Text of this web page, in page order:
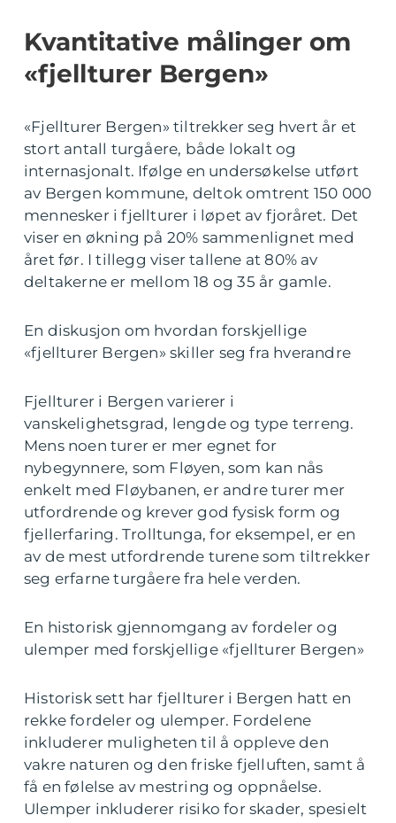
Kvantitative målinger om
«fjellturer Bergen»
«Fjellturer Bergen» tiltrekker seg hvert år et
stort antall turgåere, både lokalt og
internasjonalt. Ifølge en undersøkelse utført
av Bergen kommune, deltok omtrent 150 000
mennesker i fjellturer i løpet av fjoråret. Det
viser en økning på 20% sammenlignet med
året før. I tillegg viser tallene at 80% av
deltakerne er mellom 18 og 35 år gamle.
En diskusjon om hvordan forskjellige
«fjellturer Bergen» skiller seg fra hverandre
Fjellturer i Bergen varierer i
vanskelighetsgrad, lengde og type terreng.
Mens noen turer er mer egnet for
nybegynnere, som Fløyen, som kan nås
enkelt med Fløybanen, er andre turer mer
utfordrende og krever god fysisk form og
fjellerfaring. Trolltunga, for eksempel, er en
av de mest utfordrende turene som tiltrekker
seg erfarne turgåere fra hele verden.
En historisk gjennomgang av fordeler og
ulemper med forskjellige «fjellturer Bergen»
Historisk sett har fjellturer i Bergen hatt en
rekke fordeler og ulemper. Fordelene
inkluderer muligheten til å oppleve den
vakre naturen og den friske fjelluften, samt å
få en følelse av mestring og oppnåelse.
Ulemper inkluderer risiko for skader, spesielt